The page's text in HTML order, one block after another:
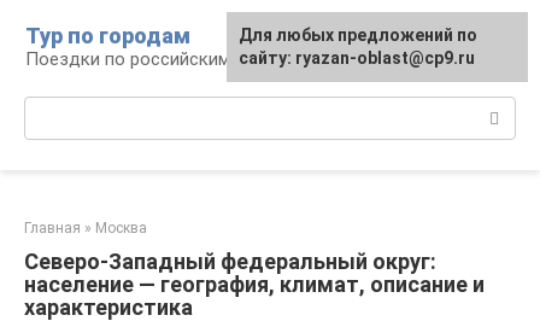
контенту
Тур по городам
Поездки по российским городам
Главная » Москва
Северо-Западный федеральный округ:
население — география, климат, описание и
характеристика
Для любых предложений по
сайту: ryazan-oblast@cp9.ru